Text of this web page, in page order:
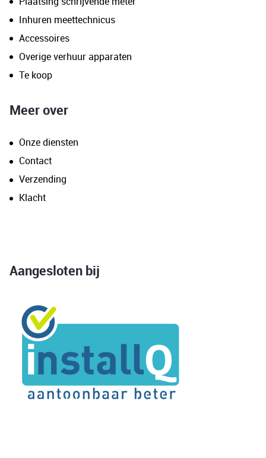
Inhuren meettechnicus
Accessoires
Overige verhuur apparaten
Te koop
Meer over
Onze diensten
Contact
Verzending
Klacht
Aangesloten bij